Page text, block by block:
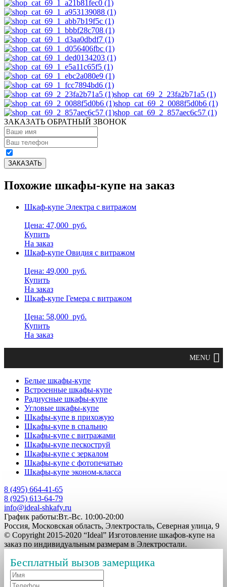
shop_cat_69_2_23fa2b71a5 (1)
shop_cat_69_2_0088f5d0b6 (1)
shop_cat_69_2_857aec6c57 (1)
ЗАКАЗАТЬ ОБРАТНЫЙ ЗВОНОК
Похожие шкафы-купе на заказ
Шкаф-купе Электра с витражом
Цена: 47,000 руб.
Купить
На заказ
Шкаф-купе Овидия с витражом
Цена: 49,000 руб.
Купить
На заказ
Шкаф-купе Гемера с витражом
Цена: 58,000 руб.
Купить
На заказ
Белые шкафы-купе
Встроенные шкафы-купе
Радиусные шкафы-купе
Угловые шкафы-купе
Шкафы-купе в прихожую
Шкафы-купе в спальню
Шкафы-купе с витражами
Шкафы-купе пескоструй
Шкафы-купе с зеркалом
Шкафы-купе с фотопечатью
Шкафы-купе эконом-класса
8 (495) 664-41-65
8 (925) 613-64-79
info@ideal-shkafy.ru
График работы:Вт.-Вс. 10:00-20:00
Россия, Московская область, Электросталь, Северная улица, 9
© Copyright 2015-2020 “Ideal” Изготовление шкафов-купе на
заказ по индивидуальным размерам в Электростали.
Бесплатный вызов замерщика